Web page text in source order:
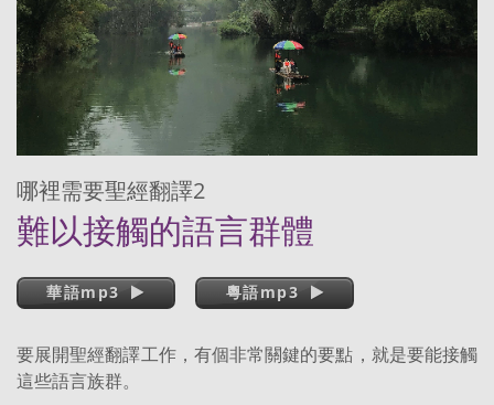
哪裡需要聖經翻譯2
難以接觸的語言群體
華語mp3 粵語mp3
要展開聖經翻譯工作，有個非常關鍵的要點，就是要能接觸
這些語言族群。